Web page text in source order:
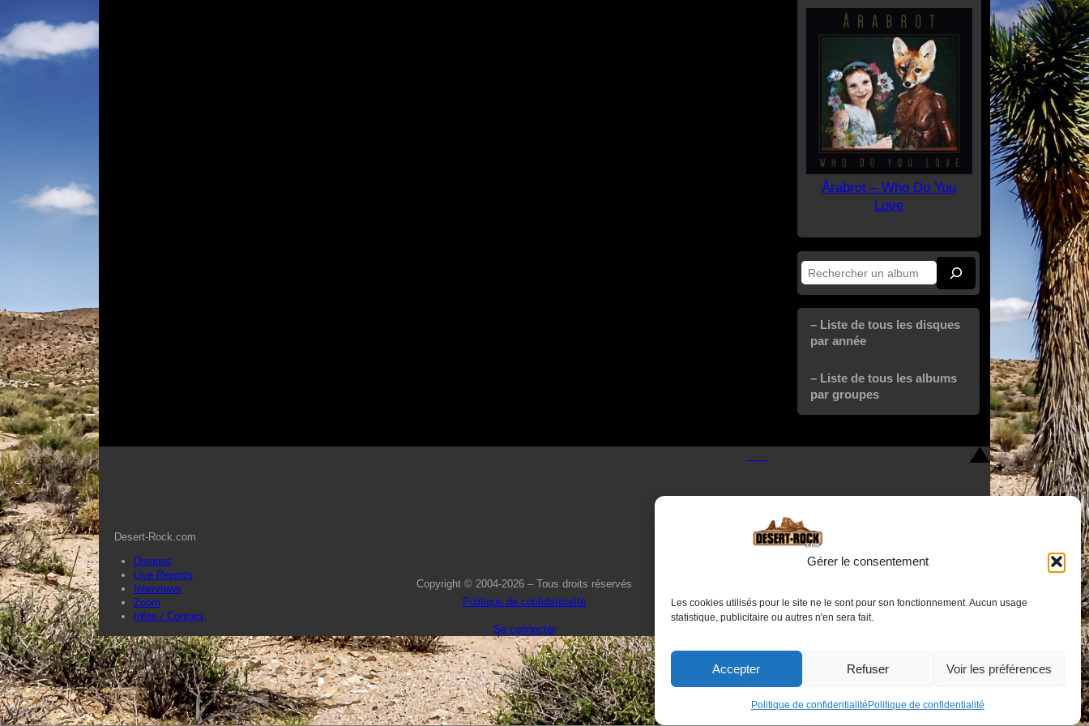
Gérer le consentement
Les cookies utilisés pour le site ne le sont pour son fonctionnement. Aucun usage
statistique, publicitaire ou autres n'en sera fait.
Accepter Refuser Voir les préférences
Politique de confidentialité Politique de confidentialité
Årabrot – Who Do You
Love
Rechercher
– Liste de tous les disques
par année
– Liste de tous les albums
par groupes
Desert-Rock.com
Disques
Live Reports
Interviews
Zoom
Infos / Contact
Copyright © 2004-2026 – Tous droits réservés
Politique de confidentialité
Se connecter
Nous contacter